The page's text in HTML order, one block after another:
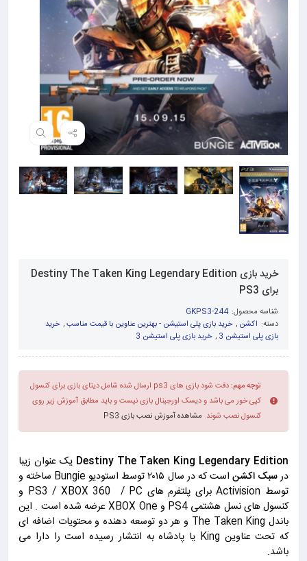
خرید بازی Destiny The Taken King Legendary Edition
برای PS3
شناسه محصول: GKPS3-244
دسته: اکشن , خرید بازی پلی استیشن - بهترین عناوین با قیمت مناسب, خرید
بازی پلی استیشن 3
, خرید بازی پلی استیشن 3
توجه مهم:
دقت شود بازی های ps3 ارسال شده شامل دیتای بازی برای کنسول
کپی خور می باشد و دیسک اورجینال بازی نیست و باید مطابق آموزش زیر روی
کنسول نصب شوند. مشاهده آموزش نصب بازی PS3
Destiny The Taken King Legendary Edition یک عنوان زیبا
درسبک اکشن
است که در سال ۲۰۱۵ توسط استودیو Bungie ساخته و
توسط Activision برای پلتفرم های PS3 / XBOX 360 / PC و
کنسول های نسل هشتمی PS4 و XBOX One عرضه شده است . این
باندل The Taken King و هر دو توسعه دهنده و محتویات اضافه ای
که تحت عناوین King یا پادشاه به انتشار رسیده است را دارا می
باشد.